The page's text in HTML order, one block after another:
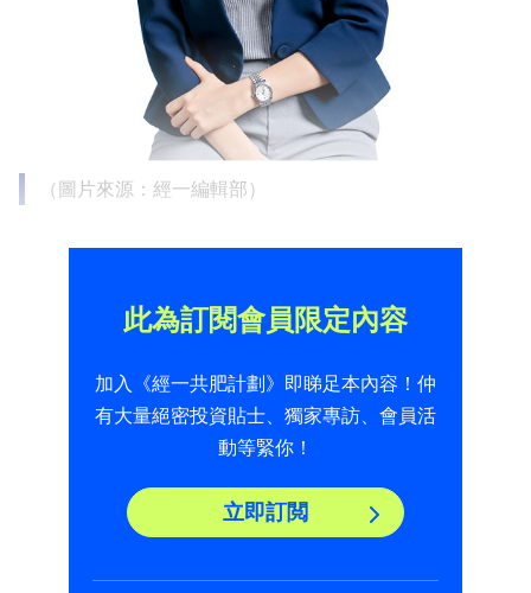
（圖片來源：經一編輯部）
此為訂閱會員限定內容
加入《經一共肥計劃》即睇足本內容！仲
有大量絕密投資貼士、獨家專訪、會員活
動等緊你！
立即訂閲